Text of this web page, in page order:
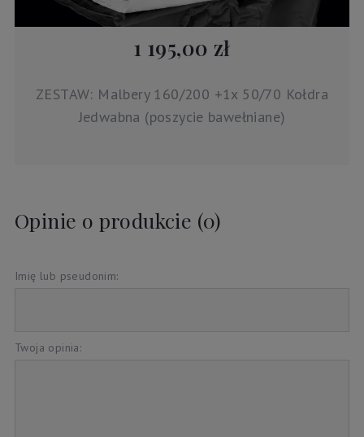
1 195,00 zł
ZESTAW: Malbery 160/200 +1x 50/70 Kołdra
Jedwabna (poszycie bawełniane)
Opinie o produkcie (0)
Imię lub pseudonim:
Twoja opinia: